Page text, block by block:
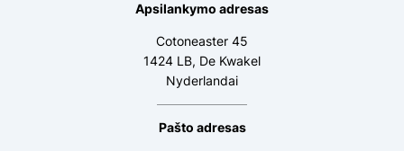
Apsilankymo adresas
Cotoneaster 45
1424 LB, De Kwakel
Nyderlandai
Pašto adresas